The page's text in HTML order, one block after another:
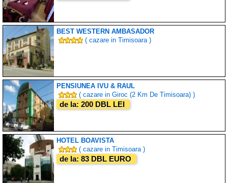
BEST WESTERN AMBASADOR
( cazare in Timisoara )
PENSIUNEA IVU & RAUL
( cazare in Giroc (2 Km De Timisoara) )
de la: 200 DBL LEI
HOTEL BOAVISTA
( cazare in Timisoara )
de la: 83 DBL EURO